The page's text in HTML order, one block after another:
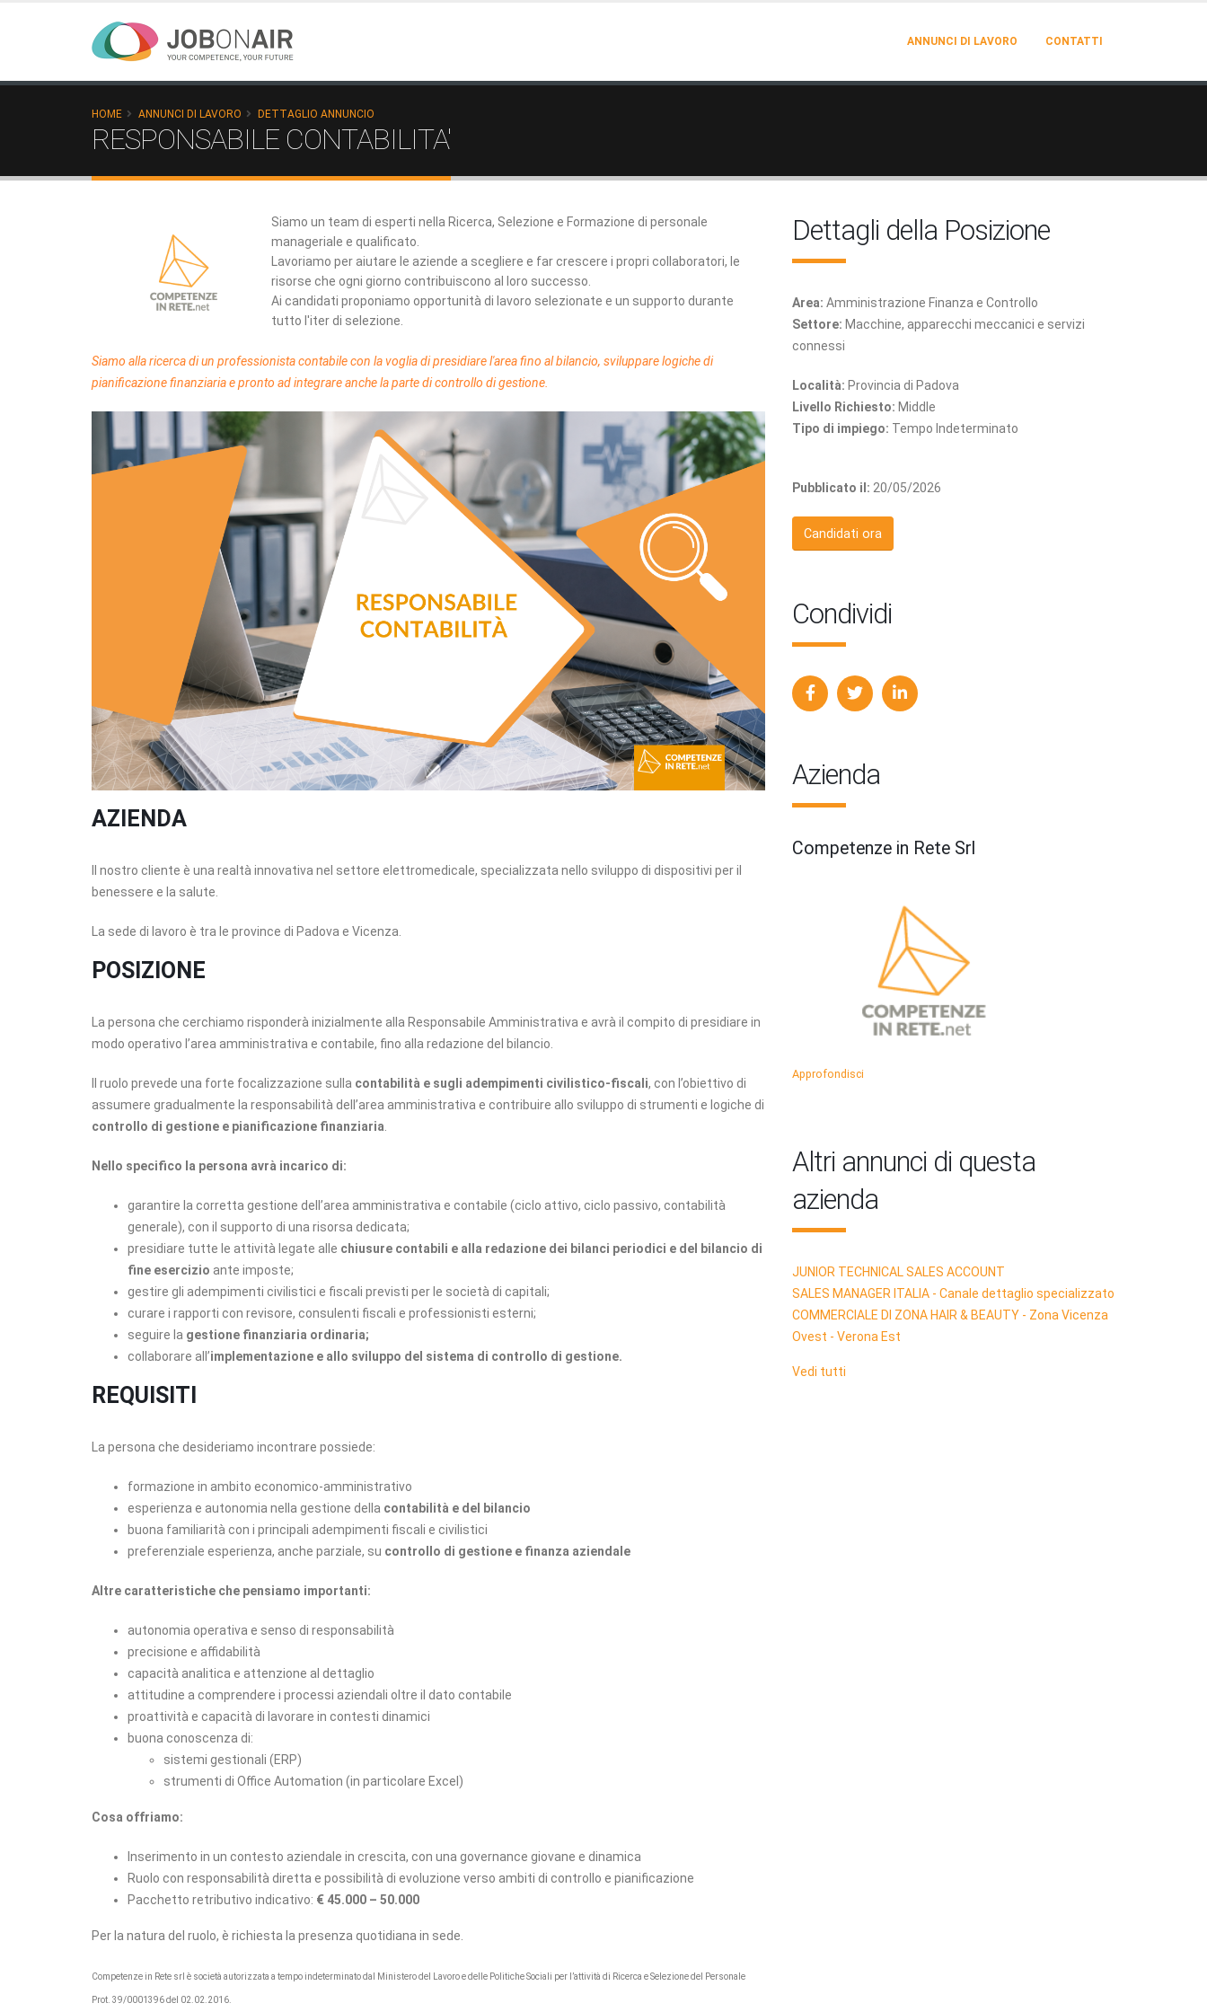
ANNUNCI DI LAVORO CONTATTI
HOME ANNUNCI DI LAVORO DETTAGLIO ANNUNCIO
RESPONSABILE CONTABILITA'
Siamo un team di esperti nella Ricerca, Selezione e Formazione di personale
manageriale e qualificato.
Lavoriamo per aiutare le aziende a scegliere e far crescere i propri collaboratori, le
risorse che ogni giorno contribuiscono al loro successo.
Ai candidati proponiamo opportunità di lavoro selezionate e un supporto durante
tutto l'iter di selezione.
Siamo alla ricerca di un professionista contabile con la voglia di presidiare l'area fino al bilancio, sviluppare logiche di
pianificazione finanziaria e pronto ad integrare anche la parte di controllo di gestione.
AZIENDA
Il nostro cliente è una realtà innovativa nel settore elettromedicale, specializzata nello sviluppo di dispositivi per il
benessere e la salute.
La sede di lavoro è tra le province di Padova e Vicenza.
POSIZIONE
La persona che cerchiamo risponderà inizialmente alla Responsabile Amministrativa e avrà il compito di presidiare in
modo operativo l’area amministrativa e contabile, fino alla redazione del bilancio.
Il ruolo prevede una forte focalizzazione sulla contabilità e sugli adempimenti civilistico-fiscali, con l’obiettivo di
assumere gradualmente la responsabilità dell’area amministrativa e contribuire allo sviluppo di strumenti e logiche di
controllo di gestione e pianificazione finanziaria
Nello specifico la persona avrà incarico di:
garantire la corretta gestione dell’area amministrativa e contabile (ciclo attivo, ciclo passivo, contabilità
generale), con il supporto di una risorsa dedicata;
presidiare tutte le attività legate alle chiusure contabili e alla redazione dei bilanci periodici e del bilancio di
fine esercizio ante imposte;
gestire gli adempimenti civilistici e fiscali previsti per le società di capitali;
curare i rapporti con revisore, consulenti fiscali e professionisti esterni;
seguire la gestione finanziaria ordinaria;
collaborare all’implementazione e allo sviluppo del sistema di controllo di gestione.
REQUISITI
La persona che desideriamo incontrare possiede:
formazione in ambito economico-amministrativo
esperienza e autonomia nella gestione della contabilità e del bilancio
buona familiarità con i principali adempimenti fiscali e civilistici
preferenziale esperienza, anche parziale, su controllo di gestione e finanza aziendale
Altre caratteristiche che pensiamo importanti:
autonomia operativa e senso di responsabilità
precisione e affidabilità
capacità analitica e attenzione al dettaglio
attitudine a comprendere i processi aziendali oltre il dato contabile
proattività e capacità di lavorare in contesti dinamici
buona conoscenza di:
sistemi gestionali (ERP)
strumenti di Office Automation (in particolare Excel)
Cosa offriamo:
Inserimento in un contesto aziendale in crescita, con una governance giovane e dinamica
Ruolo con responsabilità diretta e possibilità di evoluzione verso ambiti di controllo e pianificazione
Pacchetto retributivo indicativo: € 45.000 – 50.000
Per la natura del ruolo, è richiesta la presenza quotidiana in sede.
Competenze in Rete srl è società autorizzata a tempo indeterminato dal Ministero del Lavoro e delle Politiche Sociali per l’attività di Ricerca e Selezione del Personale
Prot. 39/0001396 del 02.02.2016.
Dettagli della Posizione
Area: Amministrazione Finanza e Controllo
Settore: Macchine, apparecchi meccanici e servizi
connessi
Località: Provincia di Padova
Livello Richiesto: Middle
Tipo di impiego: Tempo Indeterminato
Pubblicato il: 20/05/2026
Candidati ora
Condividi
Azienda
Competenze in Rete Srl
Approfondisci
Altri annunci di questa
azienda
JUNIOR TECHNICAL SALES ACCOUNT
SALES MANAGER ITALIA - Canale dettaglio specializzato
COMMERCIALE DI ZONA HAIR & BEAUTY - Zona Vicenza
Ovest - Verona Est
Vedi tutti